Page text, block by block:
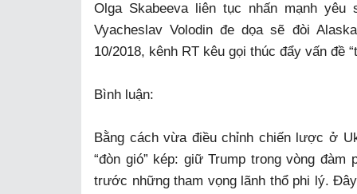
Olga Skabeeva liên tục nhấn mạnh yêu
Vyacheslav Volodin đe dọa sẽ đòi
10/2018, kênh RT kêu gọi thúc đẩy vấn đề
Bình luận:
Bằng cách vừa điều chỉnh chiến lược ở
“đòn gió” kép: giữ Trump trong vòng
trước những tham vọng lãnh thổ phi lý.